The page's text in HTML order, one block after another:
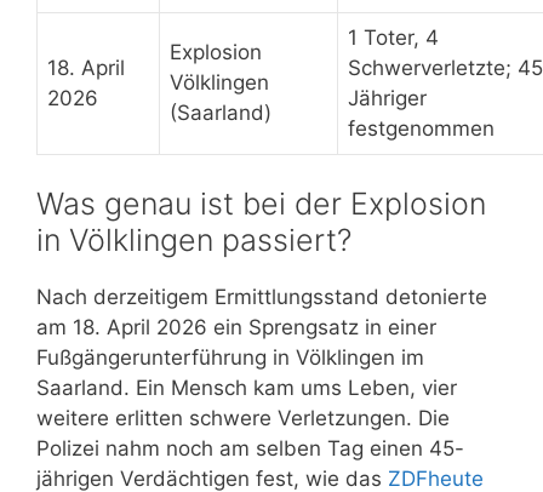
18. April
2026
Explosion
Völklingen
(Saarland)
1 Toter, 4
Schwerverletzte;
Jähriger
festgenommen
Was genau ist bei der Explosion
in Völklingen passiert?
Nach derzeitigem Ermittlungsstand detonierte
am 18. April 2026 ein Sprengsatz in einer
Fußgängerunterführung in Völklingen im
Saarland. Ein Mensch kam ums Leben, vier
weitere erlitten schwere Verletzungen. Die
Polizei nahm noch am selben Tag einen 45-
jährigen Verdächtigen fest, wie das ZDFheute